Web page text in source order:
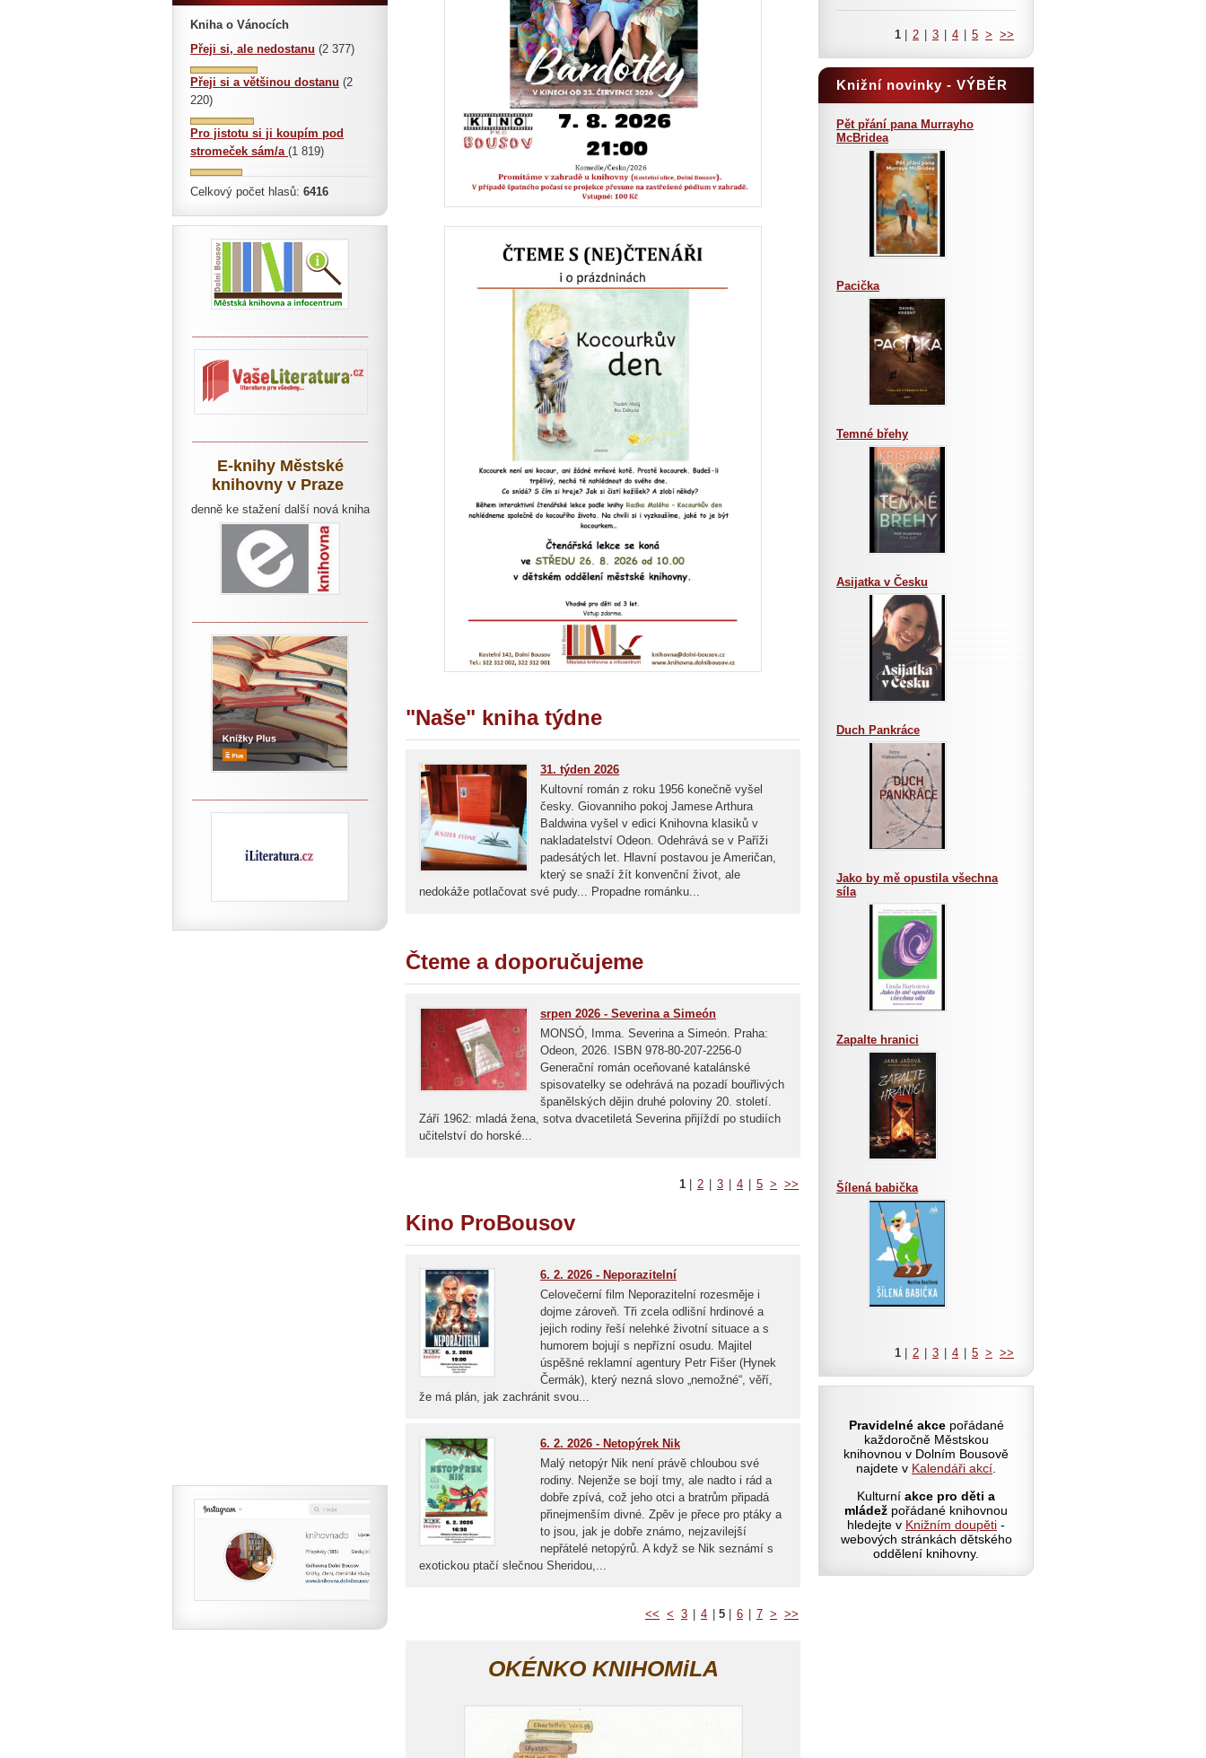
"Naše" kniha týdne
31. týden 2026
Kultovní román z roku 1956 konečně vyšel
česky. Giovanniho pokoj Jamese Arthura
Baldwina vyšel v edici Knihovna klasiků v
nakladatelství Odeon. Odehrává se v Paříži
padesátých let. Hlavní postavou je Američan,
který se snaží žít konvenční život, ale
nedokáže potlačovat své pudy... Propadne románku...
Čteme a doporučujeme
srpen 2026 - Severina a Simeón
MONSÓ, Imma. Severina a Simeón. Praha:
Odeon, 2026. ISBN 978-80-207-2256-0
Generační román oceňované katalánské
spisovatelky se odehrává na pozadí bouřlivých
španělských dějin druhé poloviny 20. století.
Září 1962: mladá žena, sotva dvacetiletá Severina přijíždí po studiích
učitelství do horské...
1 2 3 4 5 > >>
Kino ProBousov
6. 2. 2026 - Neporazitelní
Celovečerní film Neporazitelní rozesměje i
dojme zároveň. Tři zcela odlišní hrdinové a
jejich rodiny řeší nelehké životní situace a s
humorem bojují s nepřízní osudu. Majitel
úspěšné reklamní agentury Petr Fišer (Hynek
Čermák), který nezná slovo „nemožné“, věří,
že má plán, jak zachránit svou...
6. 2. 2026 - Netopýrek Nik
Malý netopýr Nik není právě chloubou své
rodiny. Nejenže se bojí tmy, ale nadto i rád a
dobře zpívá, což jeho otci a bratrům připadá
přinejmenším divné. Zpěv je přece pro ptáky a
to jsou, jak je dobře známo, nejzavilejší
nepřátelé netopýrů. A když se Nik seznámí s
exotickou ptačí slečnou Sheridou,...
<< < 3 4 5 6 7 > >>
OKÉNKO KNIHOMiLA
1 2 3 4 5 > >>
Knižní novinky - VÝBĚR
Pět přání pana Murrayho
McBridea
Pacička
Temné břehy
Asijatka v Česku
Duch Pankráce
Jako by mě opustila všechna
síla
Zapalte hranici
Šílená babička
1 2 3 4 5 > >>
Pravidelné akcepořádané
každoročně Městskou
knihovnou v Dolním Bousově
najdete v Kalendáři akcí
Kulturní akce pro děti a
mládež pořádané knihovnou
hledejte v Knižním doupěti -
webových stránkách dětského
oddělení knihovny.
Kniha o Vánocích
Přeji si, ale nedostanu (2 377)
Přeji si a většinou dostanu (2
220)
Pro jistotu si ji koupím pod
stromeček sám/a (1 819)
Celkový počet hlasů: 6416
E-knihy Městské
knihovny v Praze
denně ke stažení další nová kniha